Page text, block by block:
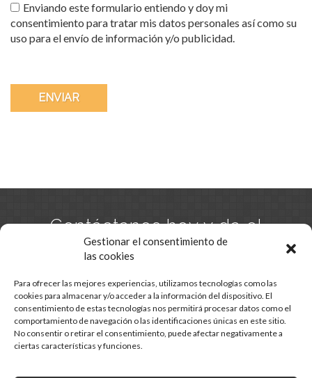
Gestionar el consentimiento de
las cookies
Para ofrecer las mejores experiencias, utilizamos tecnologías como las
cookies para almacenar y/o acceder a la información del dispositivo. El
consentimiento de estas tecnologías nos permitirá procesar datos como el
comportamiento de navegación o las identificaciones únicas en este sitio.
No consentir o retirar el consentimiento, puede afectar negativamente a
ciertas características y funciones.
Enviando este formulario entiendo y doy mi
consentimiento para tratar mis datos personales así como su
uso para el envío de información y/o publicidad.
Contáctanos hoy y da el
primer paso hacia tu
hogar.
CONTACTO